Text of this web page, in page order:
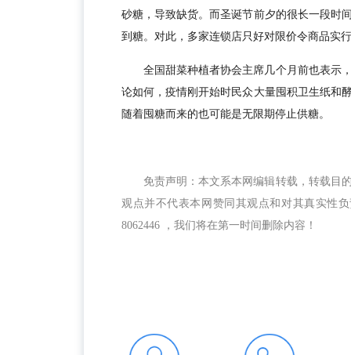
砂糖，导致缺货。而圣诞节前夕的很长一段时
到糖。对此，多家连锁店只好对限价令商品实
全国甜菜种植者协会主席几个月前也表示
论如何，疫情刚开始时民众大量囤积卫生纸和
随着囤糖而来的也可能是无限期停止供糖。
免责声明：本文系本网编辑转载，转载目
观点并不代表本网赞同其观点和对其真实性
8062446 ，我们将在第一时间删除内容！